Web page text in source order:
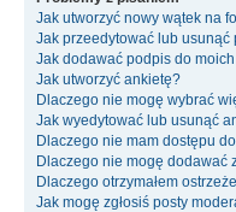
Jak utworzyć nowy wątek na
Jak przeedytować lub usunąć
Jak dodawać podpis do
Jak utworzyć ankietę?
Dlaczego nie mogę wybrać
Jak wyedytować lub usunąć
Dlaczego nie mam dostępu
Dlaczego nie mogę dodawać
Dlaczego otrzymałem
Jak mogę zgłosiś posty